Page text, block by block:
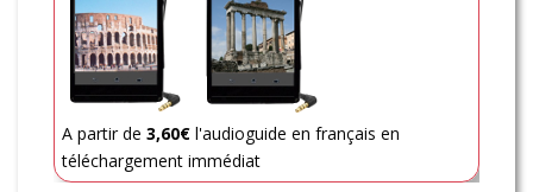
A partir de 3,60€ l'audioguide en français en
téléchargement immédiat